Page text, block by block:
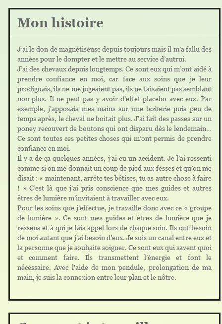
Mon histoire
J’ai le don de magnétiseuse depuis toujours mais il m’a fallu des
années pour le dompter et le mettre au service d’autrui.
J’ai des chevaux depuis longtemps. Ce sont eux qui m’ont aidé à
prendre confiance en moi, car face aux soins que je leur
prodiguais, ils ne me jugeaient pas, ils ne faisaient pas semblant
non plus. Il ne peut pas y avoir d’effet placebo avec eux. Par
exemple, j’apposais mes mains sur une boiterie puis peu de
temps après, le cheval ne boitait plus. J’ai fait des passes sur un
poney recouvert de boutons qui ont disparu dès le lendemain…
Ce sont toutes ces petites choses qui m’ont permis de prendre
confiance en moi.
Il y a de ça quelques années, j’ai eu un accident. Je l’ai ressenti
comme si on me donnait un coup de pied aux fesses et qu’on me
disait : « maintenant, arrête tes bêtises, tu as autre chose à faire
! » C’est là que j’ai pris conscience que mes guides et autres
êtres de lumière m’invitaient à travailler avec eux.
Pour les soins que j’effectue, je travaille donc avec ce « groupe
de lumière ». Ce sont mes guides et êtres de lumière que je
ressens et à qui je fais appel lors de chaque soin. Ils ont besoin
de moi autant que j’ai besoin d’eux. Je suis un canal entre eux et
la personne que je souhaite soigner. Ce sont eux qui savent quoi
et comment faire. Ils transmettent l’énergie et font le
nécessaire. Avec l'aide de mon pendule, prolongation de ma
main, je suis la connexion entre leur plan et le nôtre.